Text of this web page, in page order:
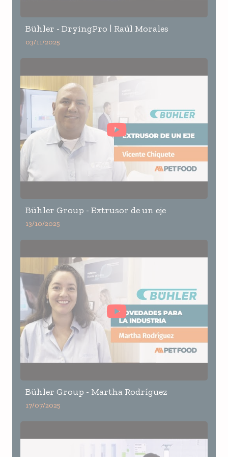
Bühler - DryingPro | Raúl Morales
03/11/2025
Bühler Group - Extrusor de un eje
13/10/2025
Bühler Group - Martha Rodríguez
17/07/2025